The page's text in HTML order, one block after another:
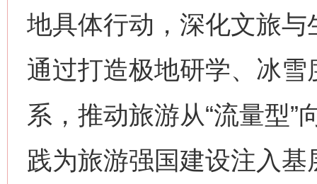
地具体行动，深化文旅
通过打造极地研学、冰
系，推动旅游从“流量型”
践为旅游强国建设注入